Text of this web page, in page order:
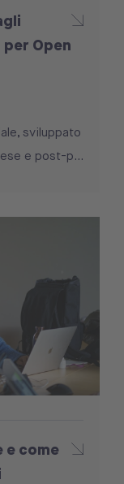
Open
sviluppato
e post-p...
e come